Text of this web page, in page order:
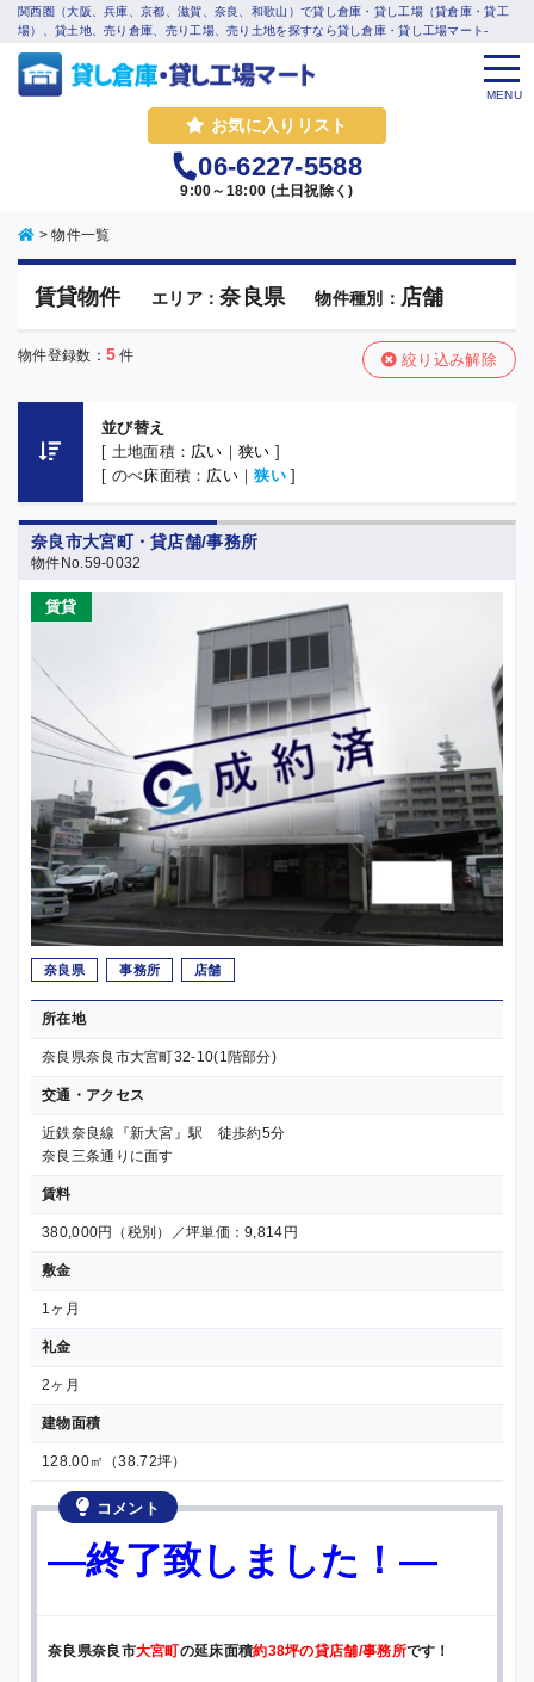
関西圏（大阪、兵庫、京都、滋賀、奈良、和歌山）で貸し倉庫・貸し工場（貸倉庫・貸工
場）、貸土地、売り倉庫、売り工場、売り土地を探すなら貸し倉庫・貸し工場マート-
お気に入りリスト
06-6227-5588
9:00～18:00 (土日祝除く)
MENU
>物件一覧
賃貸物件 エリア：奈良県 物件種別： 店舗
物件登録数： 5 件 絞り込み解除
並び替え
[ 土地面積： 広い ｜狭い ]
[ のべ床面積： 広い ｜狭い]
奈良市大宮町・貸店舗/事務所
物件No.59-0032
賃貸
奈良県 事務所 店舗
所在地
奈良県奈良市大宮町32-10(1階部分)
交通・アクセス
近鉄奈良線『新大宮』駅 徒歩約5分
奈良三条通りに面す
賃料
380,000円（税別）／坪単価：9,814円
敷金
1ヶ月
礼金
2ヶ月
建物面積
128.00㎡（38.72坪）
コメント
—終了致しました！—
奈良県奈良市大宮町の延床面積約38坪の貸店舗/事務所です！